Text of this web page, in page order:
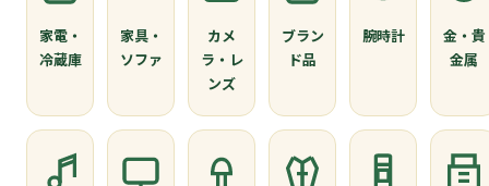
家電・
冷蔵庫
家具・
ソファ
カメ
ラ・レ
ンズ
ブラン
ド品
腕時計
金・貴
金属